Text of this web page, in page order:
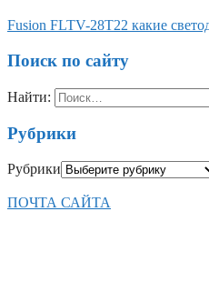
Fusion FLTV-28T22 какие
Поиск по сайту
Найти:
Рубрики
Рубрики
ПОЧТА САЙТА